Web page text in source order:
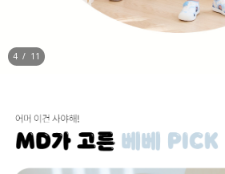
5 / 11